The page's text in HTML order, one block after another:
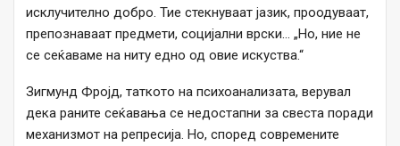
исклучително добро. Тие стекнуваат јазик, проодуваат,
препознаваат предмети, социјални врски… „Но, ние не
се сеќаваме на ниту едно од овие искуства.“
Зигмунд Фројд, таткото на психоанализата, верувал
дека раните сеќавања се недостапни за свеста поради
механизмот на репресија. Но, според современите